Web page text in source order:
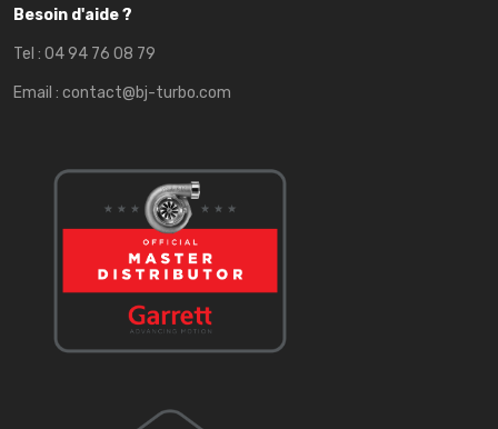
Besoin d'aide ?
Tel : 04 94 76 08 79
Email : contact@bj-turbo.com